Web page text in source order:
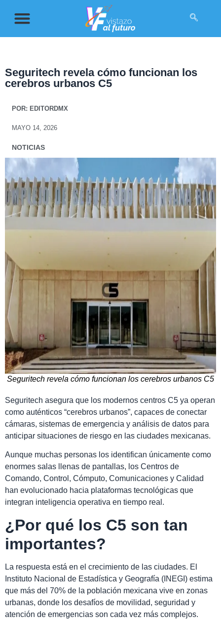
Seguritech revela cómo funcionan los
cerebros urbanos C5
POR: EDITORDMX
MAYO 14, 2026
NOTICIAS
Seguritech revela cómo funcionan los cerebros urbanos C5
Seguritech asegura que los modernos centros C5 ya operan
como auténticos “cerebros urbanos”, capaces de conectar
cámaras, sistemas de emergencia y análisis de datos para
anticipar situaciones de riesgo en las ciudades mexicanas.
Aunque muchas personas los identifican únicamente como
enormes salas llenas de pantallas, los Centros de
Comando, Control, Cómputo, Comunicaciones y Calidad
han evolucionado hacia plataformas tecnológicas que
integran inteligencia operativa en tiempo real.
¿Por qué los C5 son tan
importantes?
La respuesta está en el crecimiento de las ciudades. El
Instituto Nacional de Estadística y Geografía (INEGI) estima
que más del 70% de la población mexicana vive en zonas
urbanas, donde los desafíos de movilidad, seguridad y
atención de emergencias son cada vez más complejos.